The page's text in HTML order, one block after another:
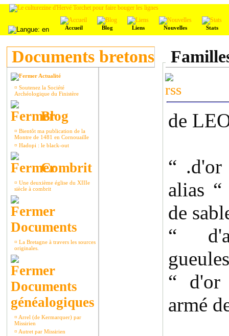
Accueil Blog Liens Nouvelles Stats
Documents bretons
Actualité
¤ Soutenez la Société
Archéologique du Finistère
Blog
¤ Bientôt ma publication de la
Montre de 1481 en Cornouaille
¤ Hadopi : le black-out
Combrit
¤ Une deuxième église du XIIIe
siècle à combrit
Documents
¤ La Bretagne à travers les sources
originales.
Documents
généalogiques
¤ Arrel (de Kermarquer) par
Missirien
¤ Autret par Missirien
de
“
alias
de
“
“ d'or
armé